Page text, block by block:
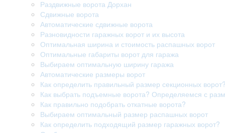
Раздвижные ворота Дорхан
Сдвижные ворота
Автоматические сдвижные ворота
Разновидности гаражных ворот и их высота
Оптимальная ширина и стоимость распашных ворот
Оптимальные габариты ворот для гаража
Выбираем оптимальную ширину гаража
Автоматические размеры ворот
Как определить правильный размер секционных ворот?
Как выбрать подъемные ворота? Определяемся с
Как правильно подобрать откатные ворота?
Выбираем оптимальный размер распашных ворот
Как определить подходящий размер гаражных ворот?